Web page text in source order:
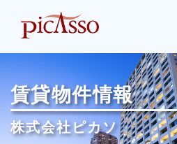
賃貸物件情報
株式会社ピカソ